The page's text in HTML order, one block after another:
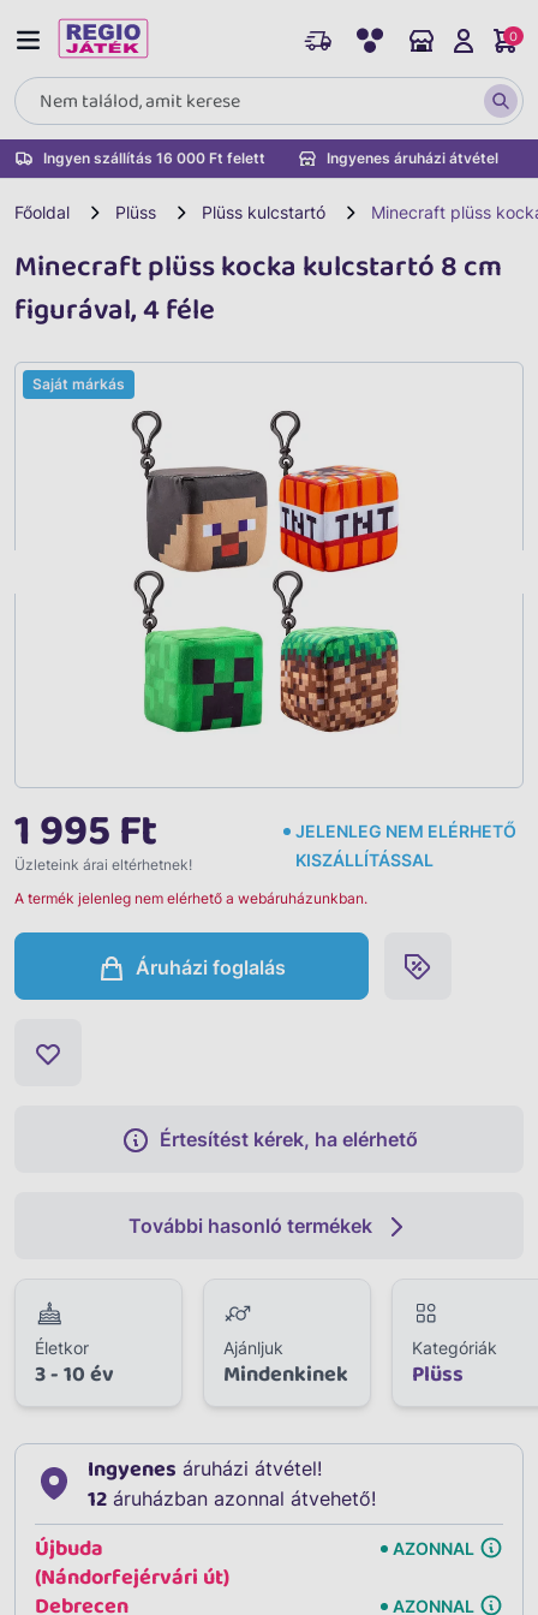
Ingyen szállítás 16 000 Ft felett Ingyenes áruházi átvétel
0
Főoldal Plüss Plüss kulcstartó Minecraft plüss
Minecraft plüss kocka kulcstartó 8 cm
figurával, 4 féle
Saját márkás
1 995 Ft
Üzleteink árai eltérhetnek!
JELENLEG NEM ELÉRHETŐ
KISZÁLLÍTÁSSAL
A termék jelenleg nem elérhető a webáruházunkban.
Áruházi foglalás
Értesítést kérek, ha elérhető
További hasonló termékek
Életkor
3 - 10 év
Ajánljuk
Mindenkinek
Kategóriák
Plüss
Ingyenes áruházi átvétel!
12 áruházban azonnal átvehető!
Újbuda
(Nándorfejérvári út)
AZONNAL
Debrecen AZONNAL